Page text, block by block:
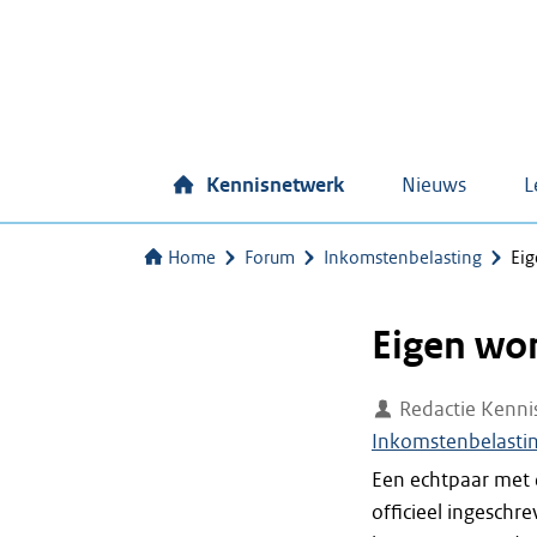
Kennisnetwerk Nieuws
Home Forum Inkomstenbelasting
Eigen
Redactie
Een echtpaar
officieel